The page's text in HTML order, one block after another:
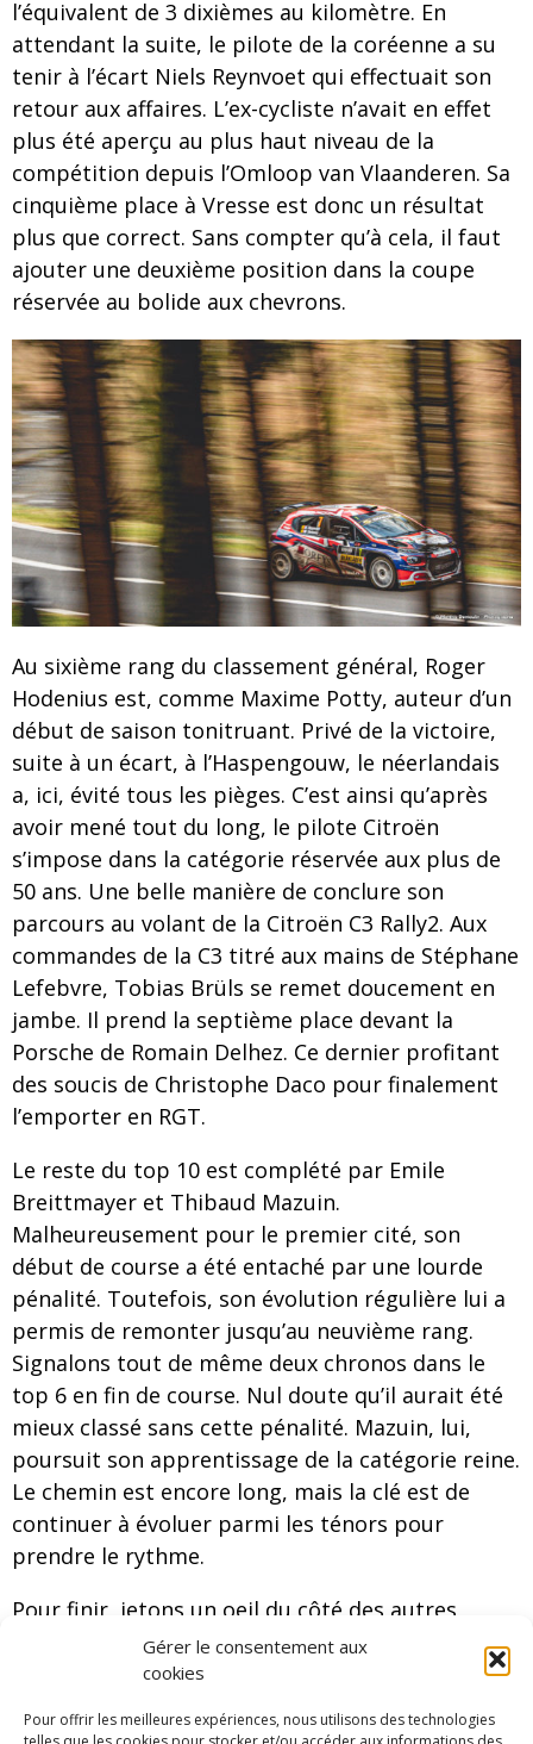
Gérer le consentement aux
cookies
Pour offrir les meilleures expériences, nous utilisons des technologies
l’équivalent de 3 dixièmes au kilomètre. En
attendant la suite, le pilote de la coréenne a su
tenir à l’écart Niels Reynvoet qui effectuait son
retour aux affaires. L’ex-cycliste n’avait en effet
plus été aperçu au plus haut niveau de la
compétition depuis l’Omloop van Vlaanderen. Sa
cinquième place à Vresse est donc un résultat
plus que correct. Sans compter qu’à cela, il faut
ajouter une deuxième position dans la coupe
réservée au bolide aux chevrons.
Au sixième rang du classement général, Roger
Hodenius est, comme Maxime Potty, auteur d’un
début de saison tonitruant. Privé de la victoire,
suite à un écart, à l’Haspengouw, le néerlandais
a, ici, évité tous les pièges. C’est ainsi qu’après
avoir mené tout du long, le pilote Citroën
s’impose dans la catégorie réservée aux plus de
50 ans. Une belle manière de conclure son
parcours au volant de la Citroën C3 Rally2. Aux
commandes de la C3 titré aux mains de Stéphane
Lefebvre, Tobias Brüls se remet doucement en
jambe. Il prend la septième place devant la
Porsche de Romain Delhez. Ce dernier profitant
des soucis de Christophe Daco pour finalement
l’emporter en RGT.
Le reste du top 10 est complété par Emile
Breittmayer et Thibaud Mazuin.
Malheureusement pour le premier cité, son
début de course a été entaché par une lourde
pénalité. Toutefois, son évolution régulière lui a
permis de remonter jusqu’au neuvième rang.
Signalons tout de même deux chronos dans le
top 6 en fin de course. Nul doute qu’il aurait été
mieux classé sans cette pénalité. Mazuin, lui,
poursuit son apprentissage de la catégorie reine.
Le chemin est encore long, mais la clé est de
continuer à évoluer parmi les ténors pour
prendre le rythme.
Pour finir, jetons un oeil du côté des autres
catégories. Commençons du côté de la Stellantis
Rally Cup où Marijan Griebels s’est imposé face à
Tom Heindrichs, demi-frère d’un certain Thierry